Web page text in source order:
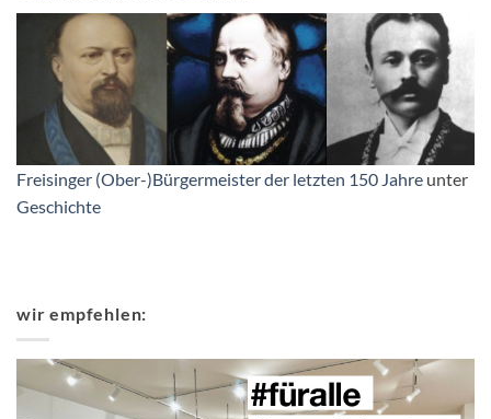
Freisinger (Ober-)Bürgermeister der letzten 150 Jahre unter
Geschichte
wir empfehlen: